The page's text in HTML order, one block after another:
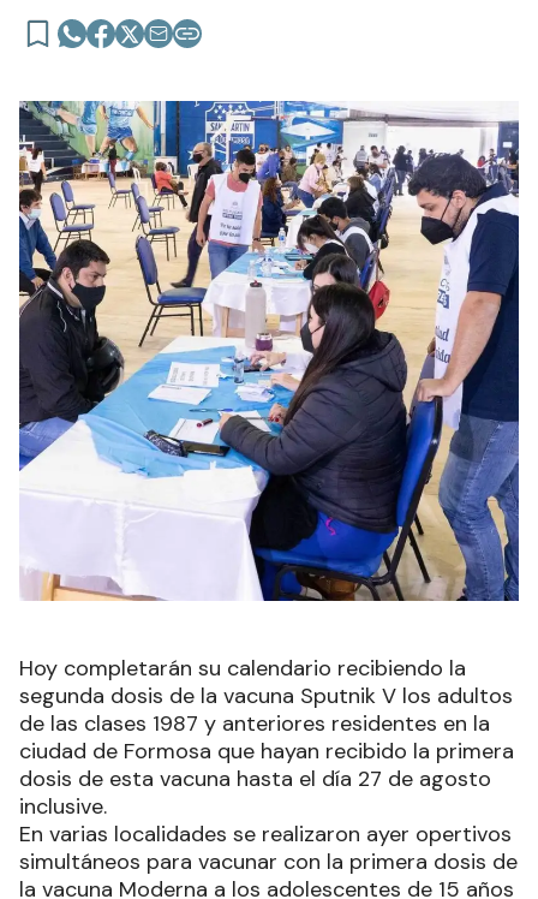
Hoy completarán su calendario recibiendo la
segunda dosis de la vacuna Sputnik V los adultos
de las clases 1987 y anteriores residentes en la
ciudad de Formosa que hayan recibido la primera
dosis de esta vacuna hasta el día 27 de agosto
inclusive.
En varias localidades se realizaron ayer opertivos
simultáneos para vacunar con la primera dosis de
la vacuna Moderna a los adolescentes de 15 años